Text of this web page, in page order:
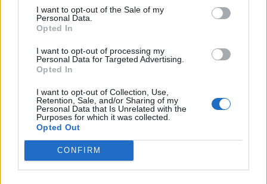
I want to opt-out of the Sale of my
Personal Data.
Opted In
I want to opt-out of processing my
Personal Data for Targeted Advertising.
Opted In
I want to opt-out of Collection, Use,
Retention, Sale, and/or Sharing of my
Personal Data that Is Unrelated with the
Purposes for which it was collected.
Opted Out
CONFIRM
kötéslistái